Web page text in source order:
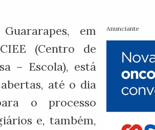
Anunciante
em
(Centro de
– Escola), está
até o dia
o processo
e, também,